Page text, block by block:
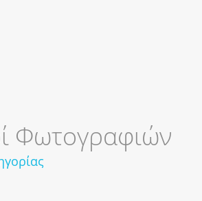
Φωτογραφιών